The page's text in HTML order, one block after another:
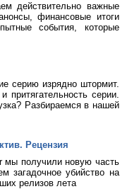
действительно важные
финансовые итоги
события, которые
серию изрядно штормит.
серии.
Разбираемся в нашей
Рецензия
мы получили новую часть
загадочное убийство на
релизов лета